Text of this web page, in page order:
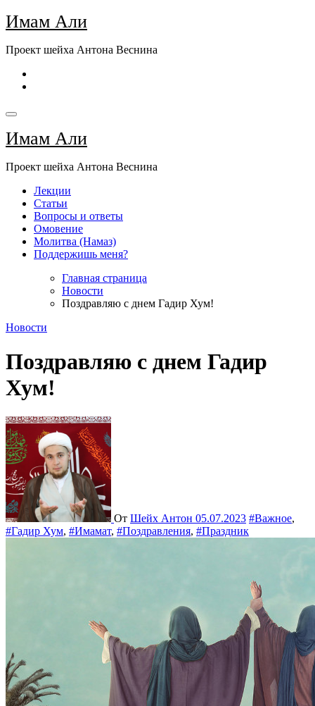
Перейти
к
Имам Али
Проект шейха Антона Веснина
Имам Али
Проект шейха Антона Веснина
Лекции
Статьи
Вопросы и ответы
Омовение
Молитва (Намаз)
Поддержишь меня?
Главная страница
Новости
Поздравляю с днем Гадир Хум!
Новости
Поздравляю с днем Гадир
Хум!
От Шейх Антон 05.07.2023 #Важное,
#Гадир Хум, #Имамат, #Поздравления, #Праздник